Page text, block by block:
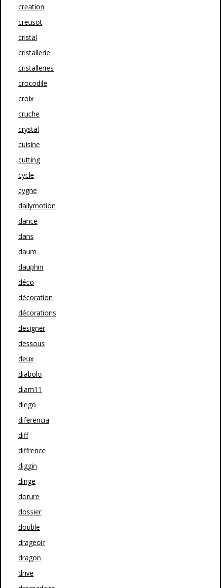
creation
creusot
cristal
cristallerie
cristalleries
crocodile
croix
cruche
crystal
cuisine
cutting
cycle
cygne
dailymotion
dance
dans
daum
dauphin
déco
décoration
décorations
designer
dessous
deux
diabolo
diam11
diego
diferencia
diff
diffrence
diggin
dinge
dorure
dossier
double
drageoir
dragon
drive